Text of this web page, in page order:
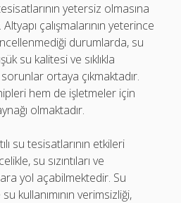
yetersiz olmasına
çalışmalarının yeterince
durumlarda, su
su kalitesi ve sıklıkla
ortaya çıkmaktadır.
hem de işletmeler için
olmaktadır.
su tesisatlarının etkileri
su sızıntıları ve
yol açabilmektedir. Su
kullanımının verimsizliği,